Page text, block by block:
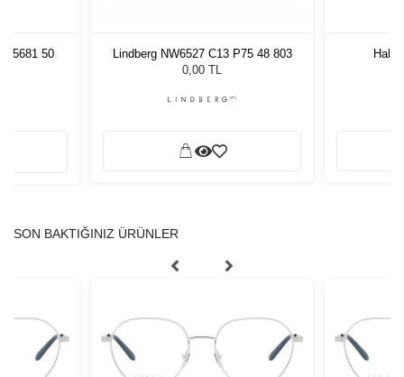
5681 50
Lindberg NW6527 C13 P75 48 803
0,00 TL
Hally
SON BAKTIĞINIZ ÜRÜNLER